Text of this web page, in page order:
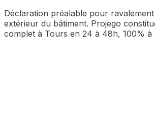
Déclaration préalable pour
extérieur du bâtiment. Projego
complet à Tours en 24 à 48h, 100% à